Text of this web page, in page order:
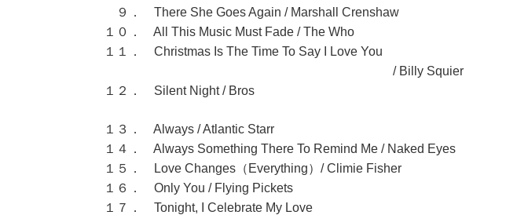
９． There She Goes Again / Marshall Crenshaw
１０． All This Music Must Fade / The Who
１１． Christmas Is The Time To Say I Love You
/ Billy Squier
１２． Silent Night / Bros
１３． Always / Atlantic Starr
１４． Always Something There To Remind Me / Naked Eyes
１５． Love Changes（Everything）/ Climie Fisher
１６． Only You / Flying Pickets
１７． Tonight, I Celebrate My Love